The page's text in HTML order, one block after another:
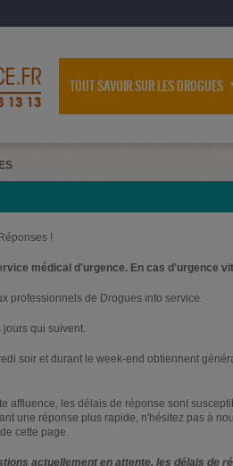
TOUT SAVOIR SUR LES DROGUES
!
médical d'urgence. En cas d'urgence
professionnels de Drogues info service.
qui suivent.
soir et durant le week-end obtiennent
affluence, les délais de réponse sont
une réponse plus rapide, n'hésitez pas à
cette page.
actuellement en attente, les délais de